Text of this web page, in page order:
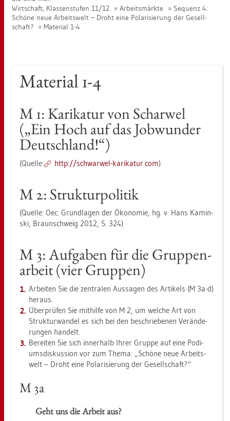
Wirt­schaft, Klas­sen­stu­fen 11/12
Ar­beits­märk­te
Se­quenz 4:
Schö­ne neue Ar­beits­welt – Droht eine Po­la­ri­sie­rung der Ge­sell­
schaft?
Ma­te­ri­al 1-4
Ma­te­ri­al 1-4
M 1: Ka­ri­ka­tur von Schar­wel
(„Ein Hoch auf das Job­wun­der
Deutsch­land!“)
(Quel­le: http://​schwar­wel-​ka­ri­ka­tur.​com)
M 2: Struk­tur­po­li­tik
(Quel­le: Oec. Grund­la­gen der Öko­no­mie, hg. v. Hans Ka­min­
ski, Braun­schweig 2012, S. 324)
M 3: Auf­ga­ben für die Grup­pen­
ar­beit (vier Grup­pen)
Ar­bei­ten Sie die zen­tra­len Aus­sa­gen des Ar­ti­kels (M 3a-d)
her­aus.
Über­prü­fen Sie mit­hil­fe von M 2, um wel­che Art von
Struk­tur­wan­del es sich bei den be­schrie­be­nen Ver­än­de­
run­gen han­delt.
Be­rei­ten Sie sich in­ner­halb Ihrer Grup­pe auf eine Po­di­
ums­dis­kus­si­on vor zum Thema: „Schö­ne neue Ar­beits­
welt – Droht eine Po­la­ri­sie­rung der Ge­sell­schaft?“
M 3a
Geht uns die Ar­beit aus?